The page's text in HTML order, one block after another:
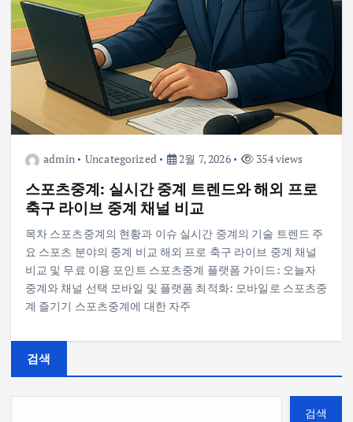
admin Uncategorized 2월 7, 2026 354 views
스포츠중계: 실시간 중계 트렌드와 해외 프로
축구 라이브 중계 채널 비교
목차 스포츠중계의 현황과 이슈 실시간 중계의 기술 트렌드 주
요 스포츠 분야의 중계 비교 해외 프로 축구 라이브 중계 채널
비교 및 무료 이용 포인트 스포츠중계 플랫폼 가이드: 오늘자
중계와 채널 선택 모바일 및 플랫폼 최적화: 모바일로 스포츠중
계 즐기기 스포츠중계에 대한 자주
검색
검색